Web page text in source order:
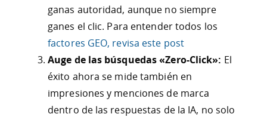
ganas autoridad, aunque no siempre
ganes el clic. Para entender todos los
factores GEO, revisa este post
Auge de las búsquedas «Zero-Click»: El
éxito ahora se mide también en
impresiones y menciones de marca
dentro de las respuestas de la IA, no solo